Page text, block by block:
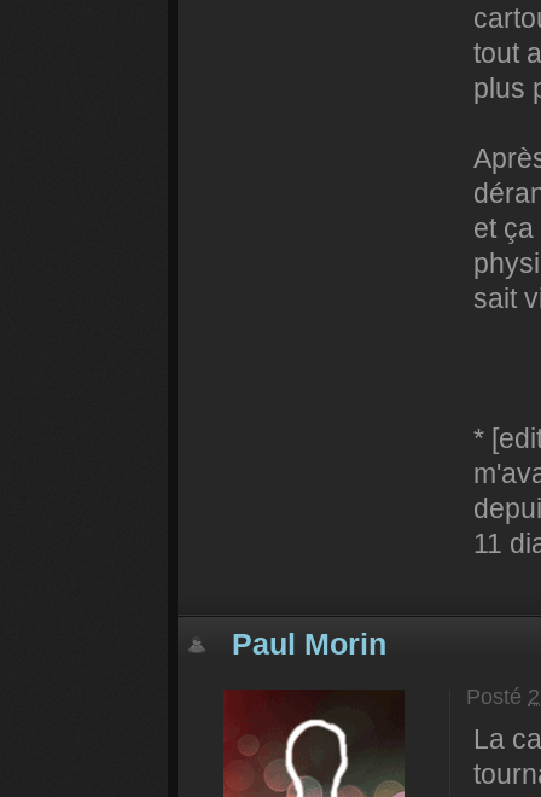
tout
plus
et
sait
*
11
Paul Morin
Posté
La